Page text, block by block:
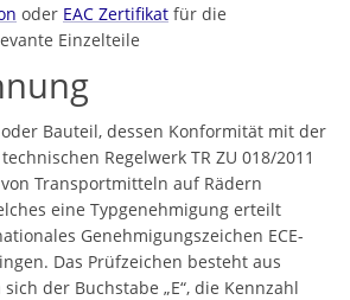
oder EAC Zertifikat für die
Einzelteile
Bauteil, dessen Konformität mit der
Regelwerk TR ZU 018/2011
Transportmitteln auf Rädern
eine Typgenehmigung erteilt
Genehmigungszeichen ECE-
Das Prüfzeichen besteht aus
der Buchstabe „E“, die Kennzahl